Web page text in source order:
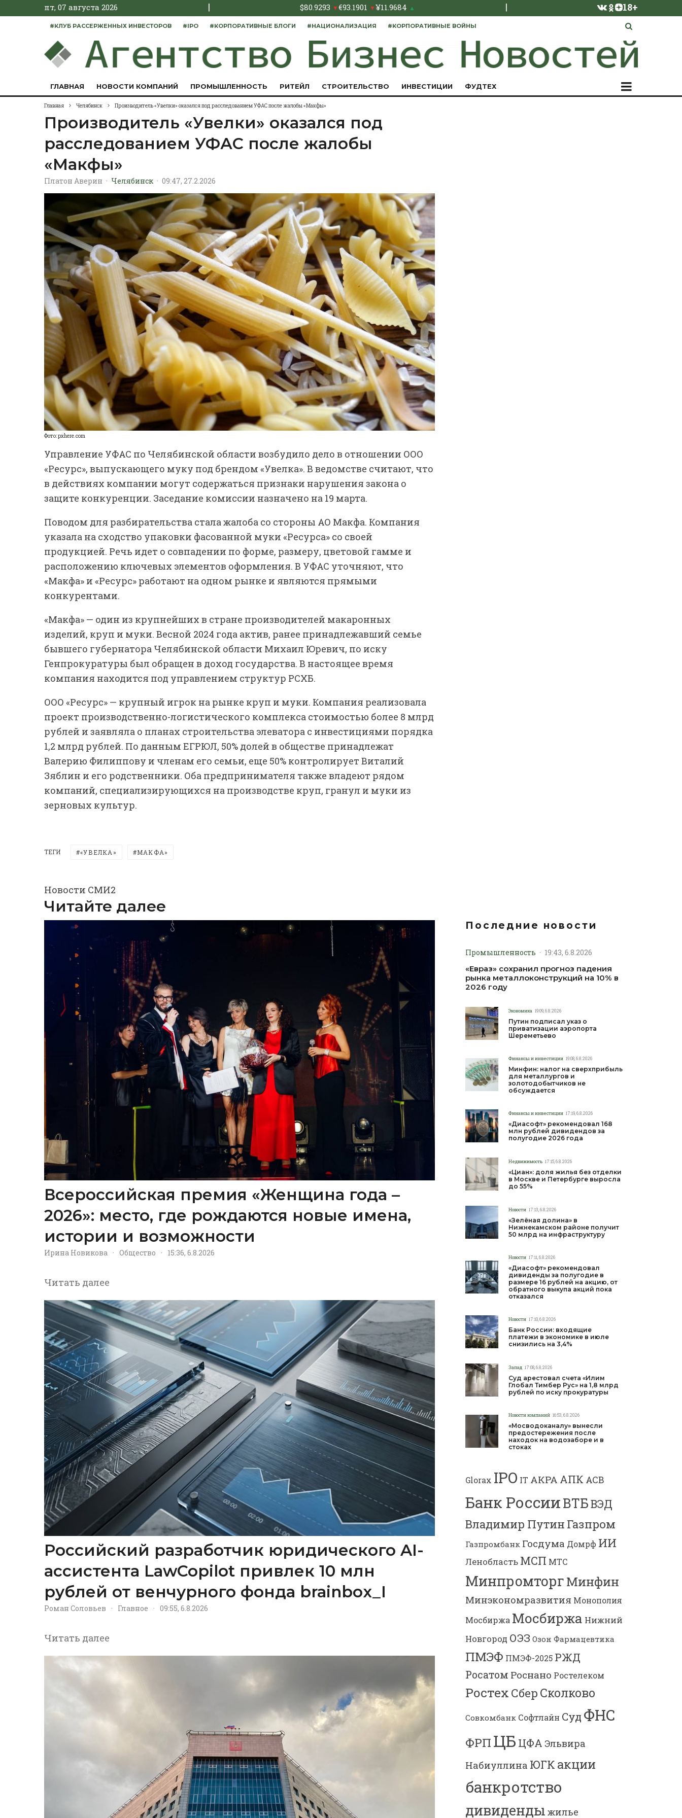
пт, 07 августа 2026 | $80.9293 ▼€93.1901 ▼¥11.9684 ▲ | 18+
#КЛУБ РАССЕРЖЕННЫХ ИНВЕСТОРОВ #IPO #КОРПОРАТИВНЫЕ БЛОГИ #НАЦИОНАЛИЗАЦИЯ #КОРПОРАТИВНЫЕ ВОЙНЫ
ГЛАВНАЯ НОВОСТИ КОМПАНИЙ ПРОМЫШЛЕННОСТЬ РИТЕЙЛ СТРОИТЕЛЬСТВО ИНВЕСТИЦИИ ФУДТЕХ
Главная Челябинск Производитель «Увелки» оказался под расследованием УФАС после жалобы «Макфы»
Производитель «Увелки» оказался под
расследованием УФАС после жалобы
«Макфы»
Платон Аверин · Челябинск · 09:47, 27.2.2026
Фото: pxhere.com
Управление УФАС по Челябинской области возбудило дело в отношении ООО
«Ресурс», выпускающего муку под брендом «Увелка». В ведомстве считают, что
в действиях компании могут содержаться признаки нарушения закона о
защите конкуренции. Заседание комиссии назначено на 19 марта.
Поводом для разбирательства стала жалоба со стороны АО Макфа. Компания
указала на сходство упаковки фасованной муки «Ресурса» со своей
продукцией. Речь идет о совпадении по форме, размеру, цветовой гамме и
расположению ключевых элементов оформления. В УФАС уточняют, что
«Макфа» и «Ресурс» работают на одном рынке и являются прямыми
конкурентами.
«Макфа» — один из крупнейших в стране производителей макаронных
изделий, круп и муки. Весной 2024 года актив, ранее принадлежавший семье
бывшего губернатора Челябинской области Михаил Юревич, по иску
Генпрокуратуры был обращен в доход государства. В настоящее время
компания находится под управлением структур РСХБ.
ООО «Ресурс» — крупный игрок на рынке круп и муки. Компания реализовала
проект производственно-логистического комплекса стоимостью более 8 млрд
рублей и заявляла о планах строительства элеватора с инвестициями порядка
1,2 млрд рублей. По данным ЕГРЮЛ, 50% долей в обществе принадлежат
Валерию Филиппову и членам его семьи, еще 50% контролирует Виталий
Зяблин и его родственники. Оба предпринимателя также владеют рядом
компаний, специализирующихся на производстве круп, гранул и муки из
зерновых культур.
ТЕГИ «УВЕЛКА» МАКФА»
Новости СМИ2
Читайте далее
Всероссийская премия «Женщина года –
2026»: место, где рождаются новые имена,
истории и возможности
Ирина Новикова · Общество · 15:36, 6.8.2026
Читать далее
Российский разработчик юридического AI-
ассистента LawCopilot привлек 10 млн
рублей от венчурного фонда brainbox_I
Роман Соловьев · Главное · 09:55, 6.8.2026
Читать далее
Последние новости
Промышленность · 19:43, 6.8.2026
«Евраз» сохранил прогноз падения
рынка металлоконструкций на 10% в
2026 году
Экономика 19:09, 6.8.2026
Путин подписал указ о
приватизации аэропорта
Шереметьево
Финансы и инвестиции 19:08, 6.8.2026
Минфин: налог на сверхприбыль
для металлургов и
золотодобытчиков не
обсуждается
Финансы и инвестиции 17:19, 6.8.2026
«Диасофт» рекомендовал 168
млн рублей дивидендов за
полугодие 2026 года
Недвижимость 17:15, 6.8.2026
«Циан»: доля жилья без отделки
в Москве и Петербурге выросла
до 55%
Новости 17:13, 6.8.2026
«Зелёная долина» в
Нижнекамском районе получит
50 млрд на инфраструктуру
Новости 17:11, 6.8.2026
«Диасофт» рекомендовал
дивиденды за полугодие в
размере 16 рублей на акцию, от
обратного выкупа акций пока
отказался
Новости 17:10, 6.8.2026
Банк России: входящие
платежи в экономике в июле
снизились на 3,4%
Запад 17:08, 6.8.2026
Суд арестовал счета «Илим
Глобал Тимбер Рус» на 1,8 млрд
рублей по иску прокуратуры
Новости компаний 16:53, 6.8.2026
«Мосводоканалу» вынесли
предостережения после
находок на водозаборе и в
стоках
Glorax IPO IT АКРА АПК АСВ
Банк РоссииВТБВЭД
Владимир Путин Газпром
Газпромбанк Госдума Домрф ИИ
Ленобласть МСП МТС
МинпромторгМинфин
Минэкономразвития Монополия
Мосбиржа Мосбиржа Нижний
Новгород ОЭЗ Озон Фармацевтика
ПМЭФ ПМЭФ-2025 РЖД
Росатом Роснано Ростелеком
Ростех Сбер Сколково
Совкомбанк Софтлайн Суд ФНС
ФРП ЦБ ЦФА Эльвира
Набиуллина ЮГК акции
банкротство
дивиденды жилье